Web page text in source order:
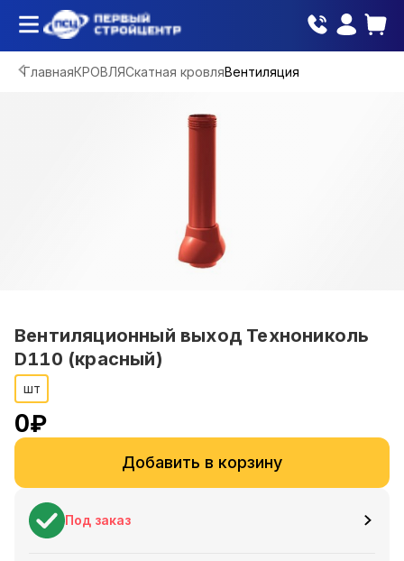
ГлавнаяКРОВЛЯСкатная кровляВентиляция
Вентиляционный выход Технониколь
D110 (красный)
шт
0₽
Добавить в корзину
Под заказ